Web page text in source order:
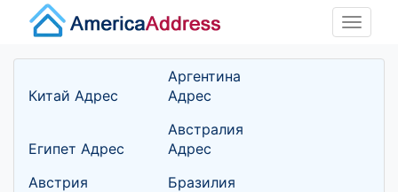
Toggle
Китай Адрес
Аргентина
Адрес
Египет Адрес
Австралия
Адрес
Австрия
Бразилия